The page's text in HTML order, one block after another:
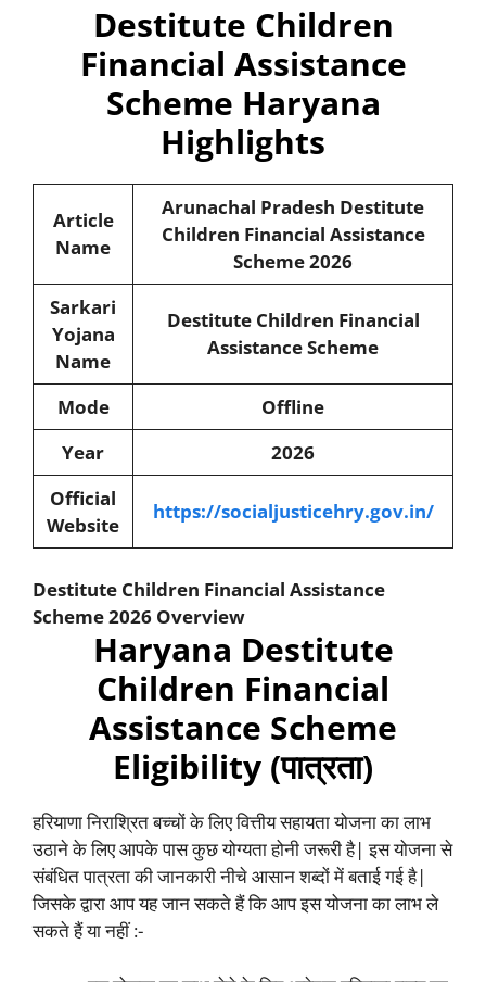
Destitute Children
Financial Assistance
Scheme Haryana
Highlights
Article
Name
Arunachal Pradesh Destitute
Children Financial Assistance
Scheme2026
Sarkari
Yojana
Name
Destitute Children Financial
Assistance Scheme
Mode
Offline
Year
2026
Official
Website
https://socialjusticehry.gov.in/
Destitute Children Financial Assistance
Scheme2026 Overview
Haryana Destitute
Children Financial
Assistance Scheme
Eligibility (पात्रता)
हरियाणा निराश्रित बच्चों के लिए वित्तीय सहायता योजना का लाभ
उठाने के लिए आपके पास कुछ योग्यता होनी जरूरी है| इस योजना से
संबंधित पात्रता की जानकारी नीचे आसान शब्दों में बताई गई है|
जिसके द्वारा आप यह जान सकते हैं कि आप इस योजना का लाभ ले
सकते हैं या नहीं :-